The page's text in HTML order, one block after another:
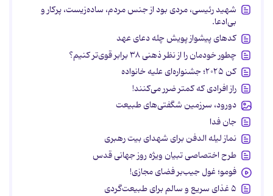
شهید رئیسی، مردی بود از جنس مردم، ساده‌زیست، پرکار و
بی‌ادعا.
کدهای پیشواز پویش چله دعای عهد
چطور خودمان را از نظر ذهنی ۳۸ برابر قوی‌تر کنیم؟
کن ۲۰۲۵؛ جشنواره‌ای علیه خانواده
راز افرادی که کمتر ضرر می‌کنند!
دورود، سرزمین شگفتی‌های طبیعت
جان فدا
نماز لیله الدفن برای شهدای بیت رهبری
طرح اختصاصی تبیان ویژه روز جهانی قدس
فومو؛ غول جیب‌بر فضای مجازی!
۵ غذای سریع و سالم برای طبیعت‌گردی